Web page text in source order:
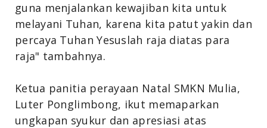
guna menjalankan kewajiban kita untuk
melayani Tuhan, karena kita patut yakin dan
percaya Tuhan Yesuslah raja diatas para
raja" tambahnya.
Ketua panitia perayaan Natal SMKN Mulia,
Luter Ponglimbong, ikut memaparkan
ungkapan syukur dan apresiasi atas